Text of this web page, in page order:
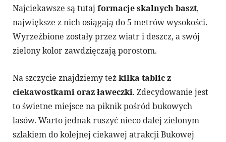
Najciekawsze są tutaj formacje skalnych baszt,
największe z nich osiągają do 5 metrów wysokości.
Wyrzeźbione zostały przez wiatr i deszcz, a swój
zielony kolor zawdzięczają porostom.
Na szczycie znajdziemy teżkilka tablic z
ciekawostkami oraz ławeczki. Zdecydowanie jest
to świetne miejsce na piknik pośród bukowych
lasów. Warto jednak ruszyć nieco dalej zielonym
szlakiem do kolejnej ciekawej atrakcji Bukowej